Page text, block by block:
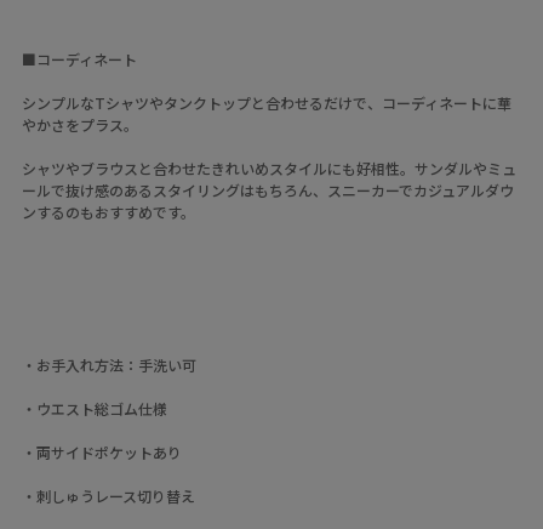
■コーディネート
シンプルなTシャツやタンクトップと合わせるだけで、コーディネートに華
やかさをプラス。
シャツやブラウスと合わせたきれいめスタイルにも好相性。サンダルやミュ
ールで抜け感のあるスタイリングはもちろん、スニーカーでカジュアルダウ
ンするのもおすすめです。
・お手入れ方法：手洗い可
・ウエスト総ゴム仕様
・両サイドポケットあり
・刺しゅうレース切り替え